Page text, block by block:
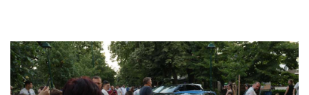
Istovremeno, u velikoj smo kušnji: naše živote, naše zdravlje i
naše imetke Allah mjeri Svojim kantarom i u tom mjerenju
iskušava našu snagu, strpljivost, pouzdanje u Njega i Njegovo